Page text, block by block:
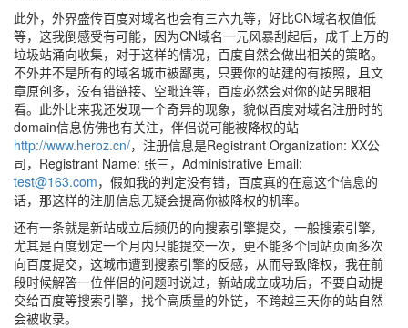
此外，外界盛传百度对域名也会有三六九等，好比CN域名权值低
等，这我倒感受有可能，因为CN域名一元风暴刮起后，成千上万的
垃圾站涌向收集，对于这样的情况，百度自然会做出相关的策略。
不外并不是所有的域名城市被鄙夷，只要你的站建的有按照，且文
章原创多，没有错链接、空毗连等，百度必然会对你的站另眼相
看。此外比来我还发现一个奇异的现象，貌似百度对域名注册时的
domain信息仿佛也有关注，伴侣说可能被降权的站
http://www.heroz.cn/，注册信息是Registrant Organization: XX公
司，Registrant Name: 张三，Administrative Email:
test@163.com，假如我的判定没有错，百度真的在意这个信息的
话，那这样的注册信息无疑会提高你被降权的机率。
还有一条就是新站成立后频仍的向搜索引擎提交，一般搜索引擎，
尤其是百度划定一个月内只能提交一次，更不能多个同站页面多次
向百度提交，这城市遭到搜索引擎的反感，从而导致降权，我在前
段时候解答一位伴侣的问题时说过，新站成立成功后，不要自动提
交给百度等搜索引擎，找个高质量的外链，不跨越三天你的站自然
会被收录。